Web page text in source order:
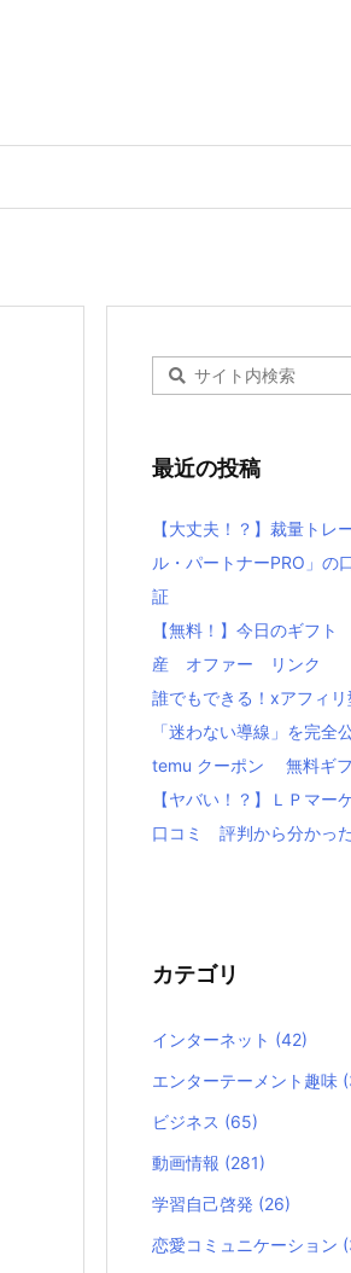
最近の投稿
【大丈夫！？】裁量トレ
ル・パートナーPRO」
証
【無料！】今日のギフ
産 オファー リンク
誰でもできる！xアフィ
「迷わない導線」を完全
temu クーポン 無料ギ
【ヤバい！？】ＬＰマ
口コミ 評判から分かっ
カテゴリ
インターネット (42)
エンターテーメント趣味
ビジネス (65)
動画情報 (281)
学習自己啓発 (26)
恋愛コミュニケーション